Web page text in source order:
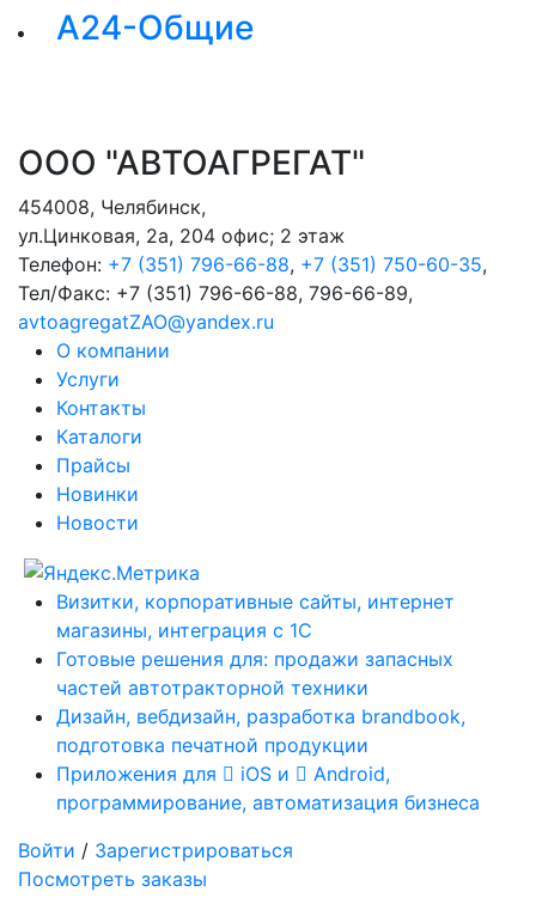
А24-Общие
ООО "АВТОАГРЕГАТ"
454008, Челябинск,
ул.Цинковая, 2а, 204 офис; 2 этаж
Телефон: +7 (351) 796-66-88, +7 (351) 750-60-35,
Тел/Факс: +7 (351) 796-66-88, 796-66-89,
avtoagregatZAO@yandex.ru
О компании
Услуги
Контакты
Каталоги
Прайсы
Новинки
Новости
Визитки, корпоративные сайты, интернет
магазины, интеграция с 1С
Готовые решения для: продажи запасных
частей автотракторной техники
Дизайн, вебдизайн, разработка brandbook,
подготовка печатной продукции
Приложения для
iOS и
Android,
программирование, автоматизация бизнеса
Войти / Зарегистрироваться
Посмотреть заказы